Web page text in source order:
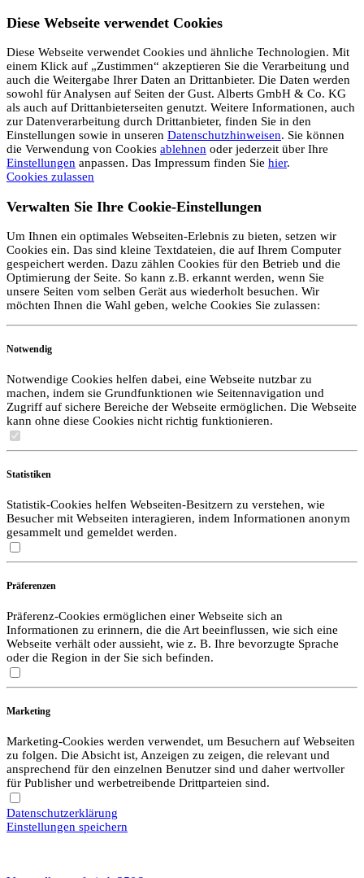
Diese Webseite verwendet Cookies
Diese Webseite verwendet Cookies und ähnliche Technologien. Mit
einem Klick auf „Zustimmen“ akzeptieren Sie die Verarbeitung und
auch die Weitergabe Ihrer Daten an Drittanbieter. Die Daten werden
sowohl für Analysen auf Seiten der Gust. Alberts GmbH & Co. KG
als auch auf Drittanbieterseiten genutzt. Weitere Informationen, auch
zur Datenverarbeitung durch Drittanbieter, finden Sie in den
Einstellungen sowie in unseren Datenschutzhinweisen. Sie können
die Verwendung von Cookies ablehnen oder jederzeit über Ihre
Einstellungen anpassen. Das Impressum finden Sie hier.
Cookies zulassen
Verwalten Sie Ihre Cookie-Einstellungen
Um Ihnen ein optimales Webseiten-Erlebnis zu bieten, setzen wir
Cookies ein. Das sind kleine Textdateien, die auf Ihrem Computer
gespeichert werden. Dazu zählen Cookies für den Betrieb und die
Optimierung der Seite. So kann z.B. erkannt werden, wenn Sie
unsere Seiten vom selben Gerät aus wiederholt besuchen. Wir
möchten Ihnen die Wahl geben, welche Cookies Sie zulassen:
Notwendig
Notwendige Cookies helfen dabei, eine Webseite nutzbar zu
machen, indem sie Grundfunktionen wie Seitennavigation und
Zugriff auf sichere Bereiche der Webseite ermöglichen. Die Webseite
kann ohne diese Cookies nicht richtig funktionieren.
Statistiken
Statistik-Cookies helfen Webseiten-Besitzern zu verstehen, wie
Besucher mit Webseiten interagieren, indem Informationen anonym
gesammelt und gemeldet werden.
Präferenzen
Präferenz-Cookies ermöglichen einer Webseite sich an
Informationen zu erinnern, die die Art beeinflussen, wie sich eine
Webseite verhält oder aussieht, wie z. B. Ihre bevorzugte Sprache
oder die Region in der Sie sich befinden.
Marketing
Marketing-Cookies werden verwendet, um Besuchern auf Webseiten
zu folgen. Die Absicht ist, Anzeigen zu zeigen, die relevant und
ansprechend für den einzelnen Benutzer sind und daher wertvoller
für Publisher und werbetreibende Drittparteien sind.
Datenschutzerklärung
Einstellungen speichern